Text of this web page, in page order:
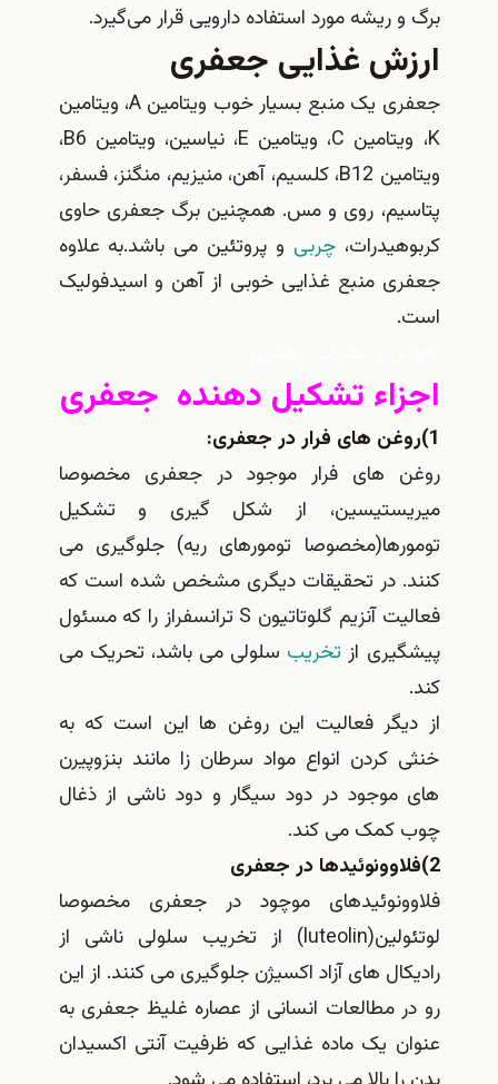
برگ و ریشه مورد استفاده دارویی قرار می‌گیرد.
ارزش غذایی جعفری
جعفری یک منبع بسیار خوب ویتامین A، ویتامین
K، ویتامین C، ویتامین E، نیاسین، ویتامین B6،
ویتامین B12، کلسیم، آهن، منیزیم، منگنز، فسفر،
پتاسیم، روی و مس. همچنین برگ جعفری حاوی
کربوهیدرات،چربیو پروتئین می باشد.به علاوه
جعفری منبع غذایی خوبی از آهن و اسیدفولیک
اجزاء تشکیل دهنده جعفری
روغن های فرار موجود در جعفری مخصوصا
میریستیسین، از شکل گیری و تشکیل
تومورها(مخصوصا تومورهای ریه) جلوگیری می
کنند. در تحقیقات دیگری مشخص شده است که
فعالیت آنزیم گلوتاتیون S ترانسفراز را که مسئول
پیشگیری ازتخریب سلولی می باشد، تحریک می
از دیگر فعالیت این روغن ها این است که به
خنثی کردن انواع مواد سرطان زا مانند بنزوپیرن
های موجود در دود سیگار و دود ناشی از ذغال
چوب کمک می کند.
فلاوونوئیدهای موچود در جعفری مخصوصا
لوتئولین(luteolin) از تخریب سلولی ناشی از
رادیکال های آزاد اکسیژن جلوگیری می کنند. از این
رو در مطالعات انسانی از عصاره غلیظ جعفری به
عنوان یک ماده غذایی که ظرفیت آنتی اکسیدان